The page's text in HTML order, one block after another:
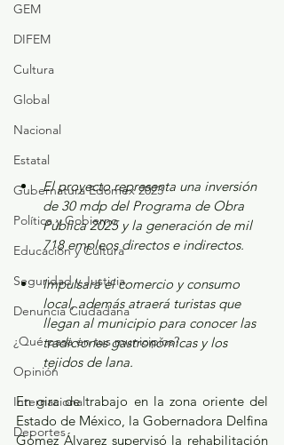
GEM
DIFEM
Cultura
Global
Nacional
Estatal
Gubernatura Edoméx 2023
Política y Gobierno
Educación y Cultura
Seguridad y Justicia
Denuncia Ciudadana
¿Qué pasa en tus municipios?
Opinión
Internacional
Deportes
El proyecto representa una inversión
de 30 mdp del Programa de Obra
Pública 2025 y la generación de mil
718 empleos directos e indirectos.
Impulsará el comercio y consumo
local, además atraerá turistas que
llegan al municipio para conocer las
tradiciones gastronómicas y los
tejidos de lana.
En gira de trabajo en la zona oriente del
Estado de México, la Gobernadora Delfina
Gómez Álvarez supervisó la rehabilitación